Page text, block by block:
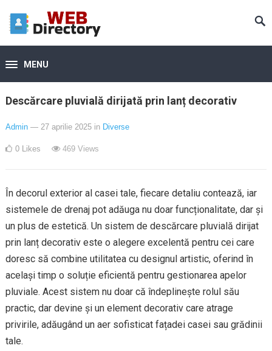
MENU
Descărcare pluvială dirijată prin lanț decorativ
Admin — 27 aprilie 2025 in Diverse
0 Likes 469Views
În decorul exterior al casei tale, fiecare detaliu contează, iar
sistemele de drenaj pot adăuga nu doar funcționalitate, dar și
un plus de estetică. Un sistem de descărcare pluvială dirijat
prin lanț decorativ este o alegere excelentă pentru cei care
doresc să combine utilitatea cu designul artistic, oferind în
același timp o soluție eficientă pentru gestionarea apelor
pluviale. Acest sistem nu doar că îndeplinește rolul său
practic, dar devine și un element decorativ care atrage
privirile, adăugând un aer sofisticat fațadei casei sau grădinii
tale.